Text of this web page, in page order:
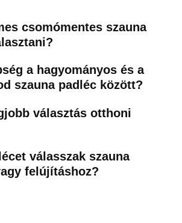
csomómentes szauna
a hagyományos és a
szauna padléc között?
választás otthoni
válasszak szauna
felújításhoz?